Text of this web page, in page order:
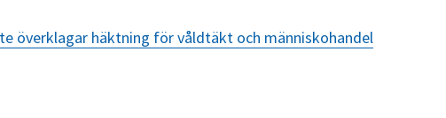
överklagar häktning för våldtäkt och människohandel